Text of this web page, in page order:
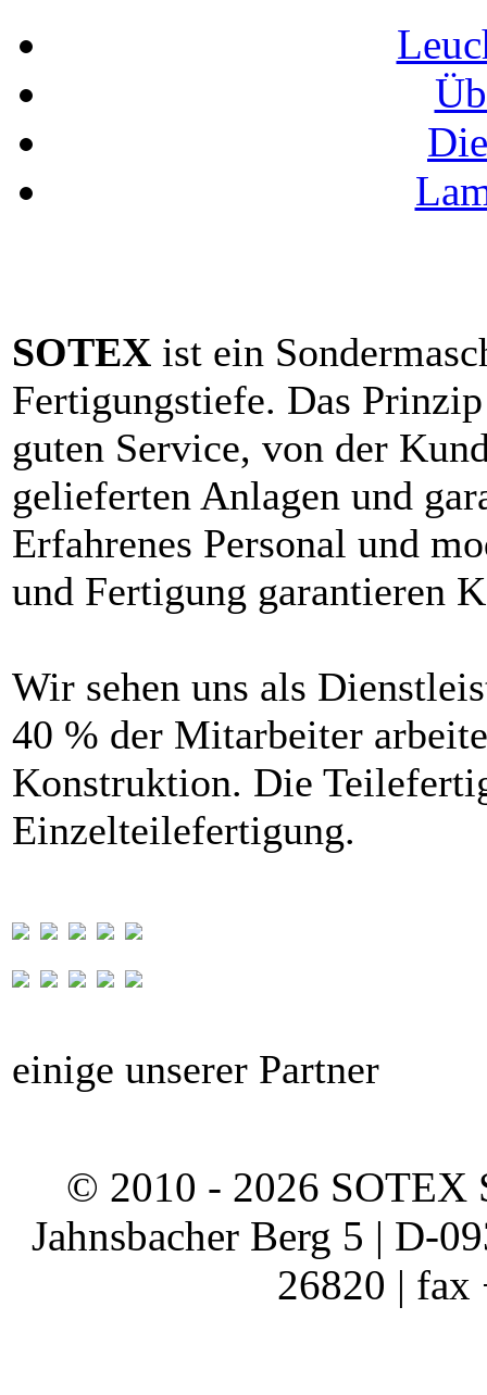
SOTEX ist ein
Fertigungstiefe. Das
guten Service, von der
gelieferten Anlagen und
Erfahrenes Personal und
und Fertigung garantieren
Wir sehen uns als
40 % der Mitarbeiter
Konstruktion. Die
Einzelteilefertigung.
einige unserer Partner
© 2010 - 2026 SOTEX
Jahnsbacher Berg 5 | D-
26820 | fax